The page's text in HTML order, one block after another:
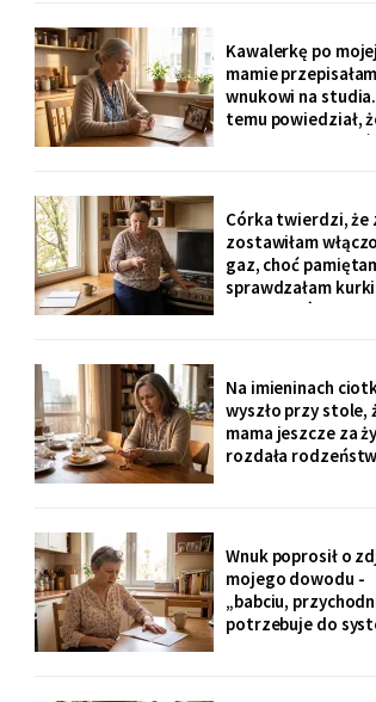
przyszłości". Syn
na stole kartkę z
punktami. Pierwszy
przeczytałam do
nogami
Kawalerkę po mojej
mamie przepisałam
wnukowi na
temu powiedział,
musiał ją sprzedać,
spotkałam dawną
sąsiadkę stamtąd:
weekend inni
walizkami, klucze
skrzynce na szyfr.
Córka twierdzi, że
zostawiłam
gaz, choć
sprawdzałam
Klucze, które
sąsiadka
córka była u mnie
wtorek - kiedy ja
siedziałam w
Nigdy nie dawałam
Na imieninach
wyszło przy stole,
mama jeszcze za
rozdała
dostałam jej
pogrzebie, z
Siostra wyjaśniła:
tak zawsze byłaś
ustawiona."
Wnuk poprosił o
mojego dowodu -
„babciu,
potrzebuje do